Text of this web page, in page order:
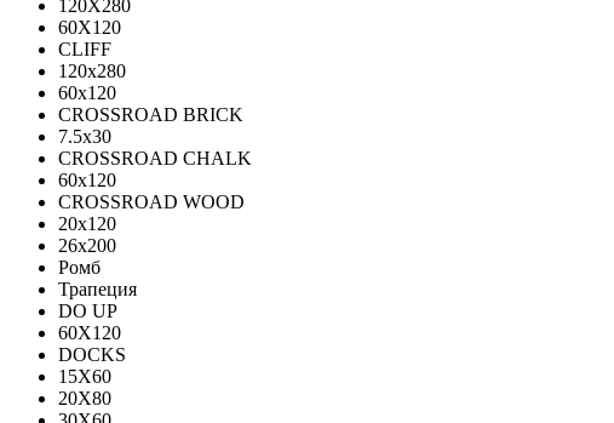
120X280
60X120
CLIFF
120x280
60x120
CROSSROAD BRICK
7.5х30
CROSSROAD CHALK
60х120
CROSSROAD WOOD
20х120
26х200
Ромб
Трапеция
DO UP
60X120
DOCKS
15X60
20X80